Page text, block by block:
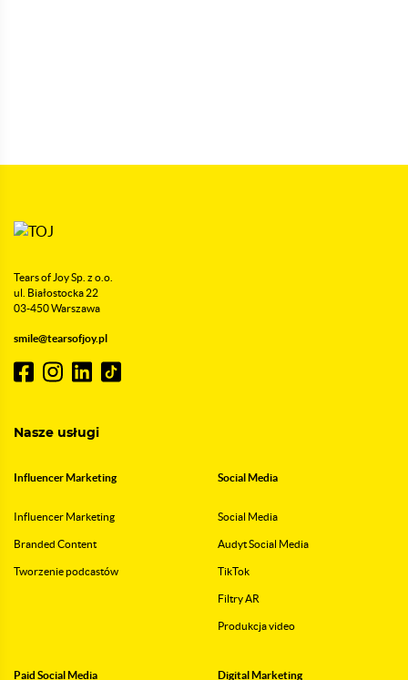
Tears of Joy Sp. z o.o.
ul. Białostocka 22
03-450 Warszawa
smile@tearsofjoy.pl
Nasze usługi
Influencer Marketing
Influencer Marketing
Branded Content
Tworzenie podcastów
Social Media
Social Media
Audyt Social Media
TikTok
Filtry AR
Produkcja video
Paid Social Media Digital Marketing